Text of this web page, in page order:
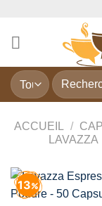
Recherche
pour :
ACCUEIL /
LAVAZZA
13